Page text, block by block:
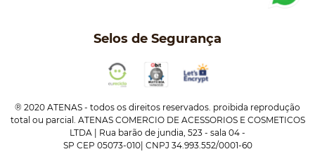
Selos de Segurança
® 2020 ATENAS - todos os direitos reservados. proibida reprodução
total ou parcial. ATENAS COMERCIO DE ACESSORIOS E COSMETICOS
LTDA | Rua barão de jundia, 523 - sala 04 -
SP CEP 05073-010| CNPJ 34.993.552/0001-60